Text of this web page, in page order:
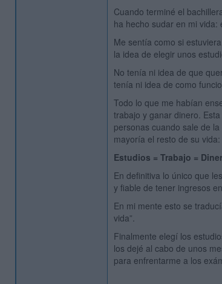
Cuando terminé el
ha hecho sudar en mi
Me sentía como si
la idea de elegir unos
No tenía ni idea de que
tenía ni idea de como
Todo lo que me habían
trabajo y ganar dinero.
personas cuando sale de
mayoría el resto de su vida:
Estudios = Trabajo =
En definitiva lo único que
y fiable de tener ingresos
En mi mente esto se
vida”.
Finalmente elegí los
los dejé al cabo de unos
para enfrentarme a los